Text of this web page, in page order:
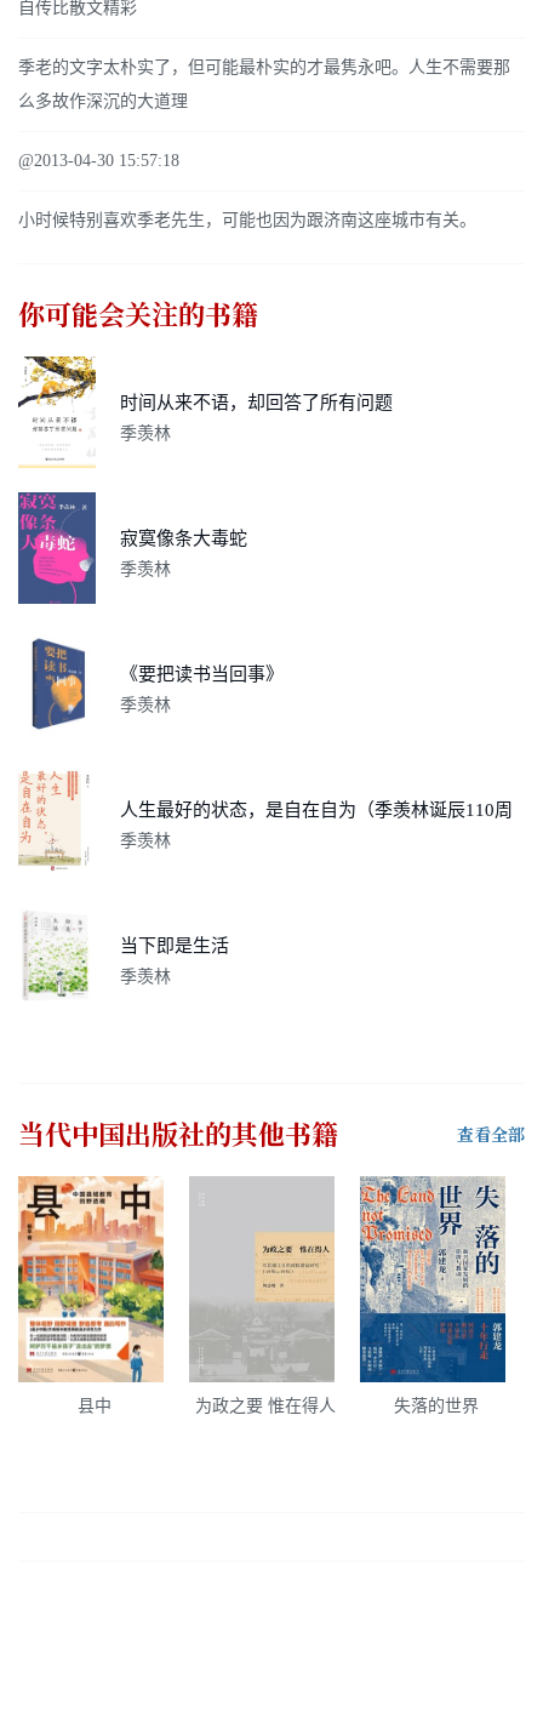
自传比散文精彩
季老的文字太朴实了，但可能最朴实的才最隽永吧。人生不需要那
么多故作深沉的大道理
@2013-04-30 15:57:18
小时候特别喜欢季老先生，可能也因为跟济南这座城市有关。
你可能会关注的书籍
时间从来不语，却回答了所有问题
季羡林
寂寞像条大毒蛇
季羡林
《要把读书当回事》
季羡林
季羡林
当下即是生活
季羡林
当代中国出版社的其他书籍 查看全部
县中 为政之要 惟在得人 失落的世界